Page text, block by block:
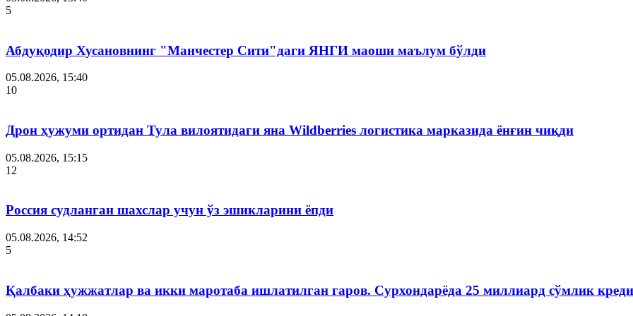
5
Абдуқодир Хусановнинг "Манчестер Сити"даги ЯНГИ маоши маълум бўлди
05.08.2026, 15:40
10
Дрон ҳужуми ортидан Тула вилоятидаги яна Wildberries логистика марказида ёнғин чиқди
05.08.2026, 15:15
12
Россия судланган шахслар учун ўз эшикларини ёпди
05.08.2026, 14:52
5
Қалбаки ҳужжатлар ва икки маротаба ишлатилган гаров. Сурхондарёда 25 миллиард сўмлик